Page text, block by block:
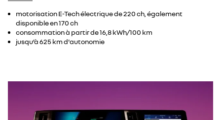
motorisation E-Tech électrique de 220 ch, également
disponible en 170 ch
consommation à partir de 16,8 kWh/100 km
jusqu’à 625 km d'autonomie